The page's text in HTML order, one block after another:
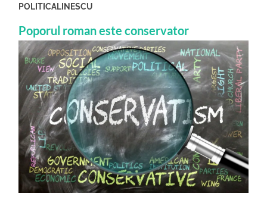
POLITICALINESCU
Poporul roman este conservator